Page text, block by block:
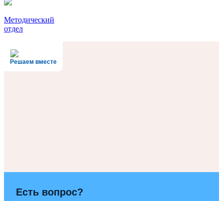
Методический
отдел
Решаем вместе
Есть вопрос?